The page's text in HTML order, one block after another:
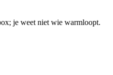
je weet niet wie warmloopt.